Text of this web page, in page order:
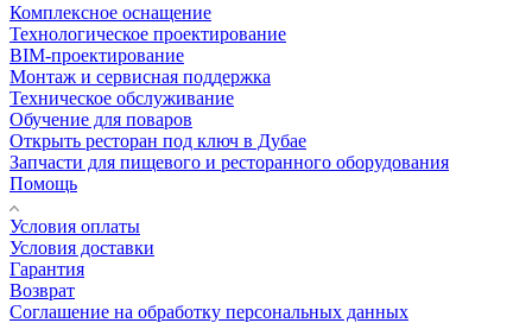
Комплексное оснащение
Технологическое проектирование
BIM-проектирование
Монтаж и сервисная поддержка
Техническое обслуживание
Обучение для поваров
Открыть ресторан под ключ в Дубае
Запчасти для пищевого и ресторанного оборудования
Помощь
Условия оплаты
Условия доставки
Гарантия
Возврат
Соглашение на обработку персональных данных